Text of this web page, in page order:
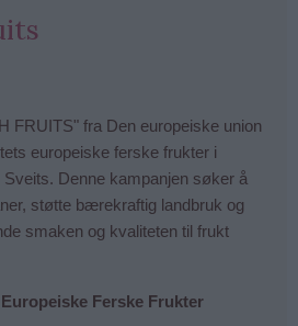
FRUITS" fra Den europeiske union
europeiske ferske frukter i
Sveits. Denne kampanjen søker å
støtte bærekraftig landbruk og
smaken og kvaliteten til frukt
Ferske Frukter